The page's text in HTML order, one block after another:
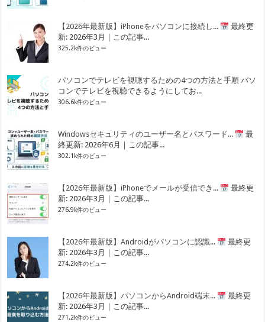
【2026年最新版】iPhoneをパソコンに接続し...
最終更
新: 2026年3月｜この記事...
325.2k件のビュー
パソコンでテレビを視聴するための4つの方法と手順 パソ
コンでテレビを視聴できるようにしてお...
306.6k件のビュー
Windowsセキュリティのユーザー名とパスワード...
最
終更新: 2026年6月｜この記事...
302.1k件のビュー
【2026年最新版】iPhoneでメールが受信でき...
最終更
新: 2026年3月｜この記事...
276.9k件のビュー
【2026年最新版】Androidがパソコンに認識...
最終更
新: 2026年3月｜この記事...
274.2k件のビュー
【2026年最新版】パソコンからAndroid端末...
最終更
新: 2026年3月｜この記事...
271.2k件のビュー